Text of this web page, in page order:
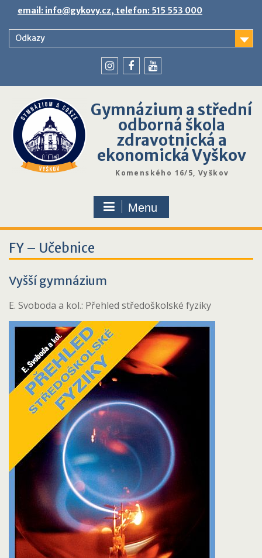
content
email: info@gykovy.cz, telefon: 515 553 000
Odkazy
Gymnázium a střední
odborná škola
zdravotnická a
ekonomická Vyškov
Komenského 16/5, Vyškov
Menu
FY – Učebnice
Vyšší gymnázium
E. Svoboda a kol.: Přehled středoškolské fyziky